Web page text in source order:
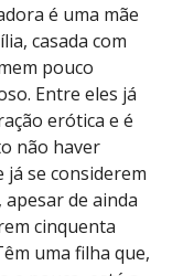
é uma mãe
casada com
pouco
Entre eles já
erótica e é
não haver
já se considerem
apesar de ainda
cinquenta
uma filha que,